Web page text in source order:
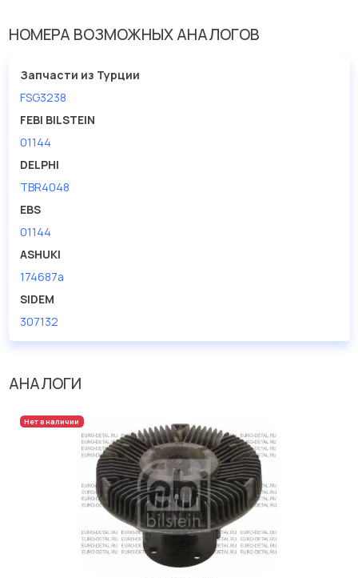
НОМЕРА ВОЗМОЖНЫХ АНАЛОГОВ
Запчасти из Турции
FSG3238
FEBI BILSTEIN
01144
DELPHI
TBR4048
EBS
01144
ASHUKI
174687a
SIDEM
307132
АНАЛОГИ
Нет в наличии